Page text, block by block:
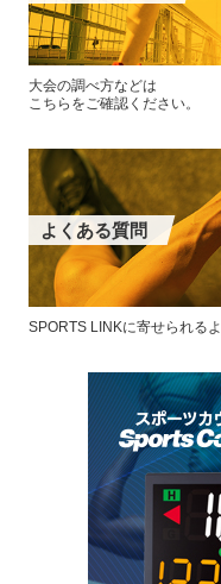
大会の調べ方などは
こちらをご確認ください。
よくある質問
SPORTS LINKに寄せられる